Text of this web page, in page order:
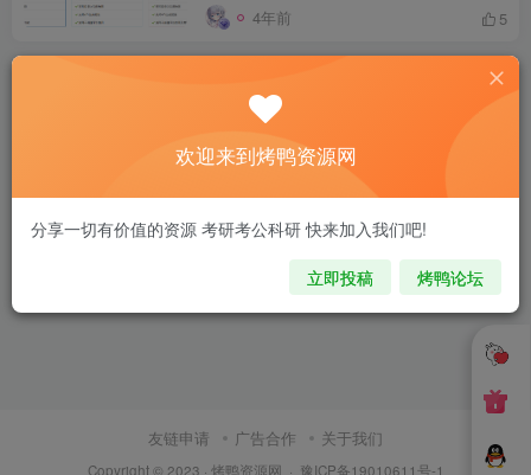
4年前 5
友链申请 广告合作 关于我们
Copyright © 2023 · 烤鸭资源网 · 豫ICP备19010611号-1
欢迎来到烤鸭资源网
分享一切有价值的资源 考研考公科研 快来加入我们吧!
立即投稿 烤鸭论坛